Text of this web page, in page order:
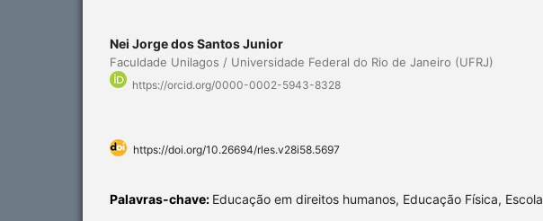
Nei Jorge dos Santos Junior
Faculdade Unilagos / Universidade Federal do Rio de Janeiro (UFRJ)
https://orcid.org/0000-0002-5943-8328
https://doi.org/10.26694/rles.v28i58.5697
Palavras-chave: Educação em direitos humanos, Educação Física, Escola